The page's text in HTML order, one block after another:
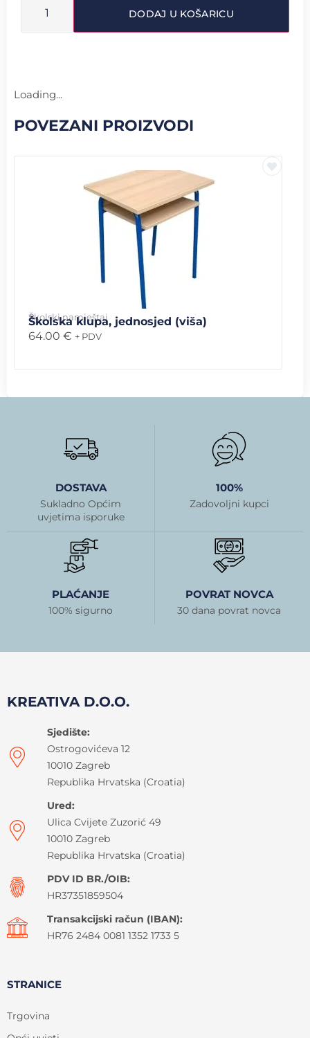
DODAJ U KOŠARICU
Loading...
POVEZANI PROIZVODI
Školski namještaj
Školska klupa, jednosjed (viša)
64.00 € + PDV
DOSTAVA
Sukladno Općim
uvjetima isporuke
100%
Zadovoljni kupci
PLAĆANJE
100% sigurno
POVRAT NOVCA
30 dana povrat novca
KREATIVA D.O.O.
Sjedište:
Ostrogovićeva 12
10010 Zagreb
Republika Hrvatska (Croatia)
Ured:
Ulica Cvijete Zuzorić 49
10010 Zagreb
Republika Hrvatska (Croatia)
PDV ID BR./OIB:
HR37351859504
Transakcijski račun (IBAN):
HR76 2484 0081 1352 1733 5
STRANICE
Trgovina